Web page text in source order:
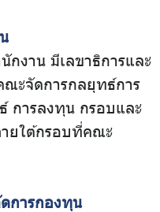
กงาน มีเลขาธิการและ
ณะจัดการกลยุทธ์การ
การลงทุน กรอบและ
ายใต้กรอบที่คณะ
การกองทุน